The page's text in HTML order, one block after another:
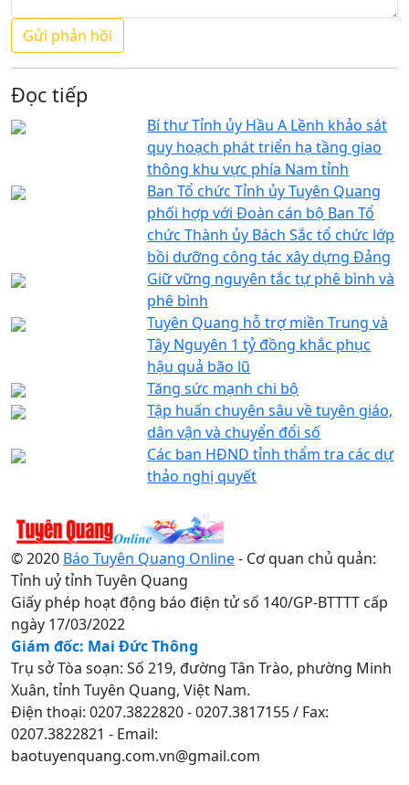
Đọc tiếp
Bí thư Tỉnh ủy Hầu A Lềnh khảo sát
quy hoạch phát triển hạ tầng giao
thông khu vực phía Nam tỉnh
Ban Tổ chức Tỉnh ủy Tuyên Quang
phối hợp với Đoàn cán bộ Ban Tổ
chức Thành ủy Bách Sắc tổ chức lớp
bồi dưỡng công tác xây dựng Đảng
Giữ vững nguyên tắc tự phê bình và
phê bình
Tuyên Quang hỗ trợ miền Trung và
Tây Nguyên 1 tỷ đồng khắc phục
hậu quả bão lũ
Tăng sức mạnh chi bộ
Tập huấn chuyên sâu về tuyên giáo,
dân vận và chuyển đổi số
Các ban HĐND tỉnh thẩm tra các dự
thảo nghị quyết
© 2020 Báo Tuyên Quang Online- Cơ quan chủ quản:
Tỉnh uỷ tỉnh Tuyên Quang
Giấy phép hoạt động báo điện tử số 140/GP-BTTTT cấp
ngày 17/03/2022
Giám đốc: Mai Đức Thông
Trụ sở Tòa soạn: Số 219, đường Tân Trào, phường Minh
Xuân, tỉnh Tuyên Quang, Việt Nam.
Điện thoại: 0207.3822820 - 0207.3817155 / Fax:
0207.3822821 - Email:
baotuyenquang.com.vn@gmail.com